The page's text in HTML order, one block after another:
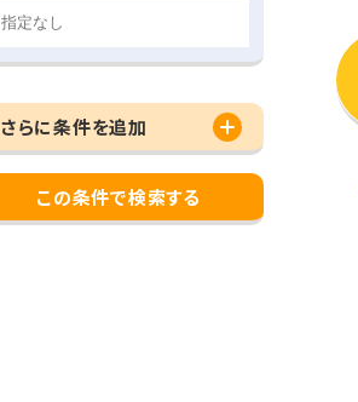
さらに条件を追加
この条件で検索する